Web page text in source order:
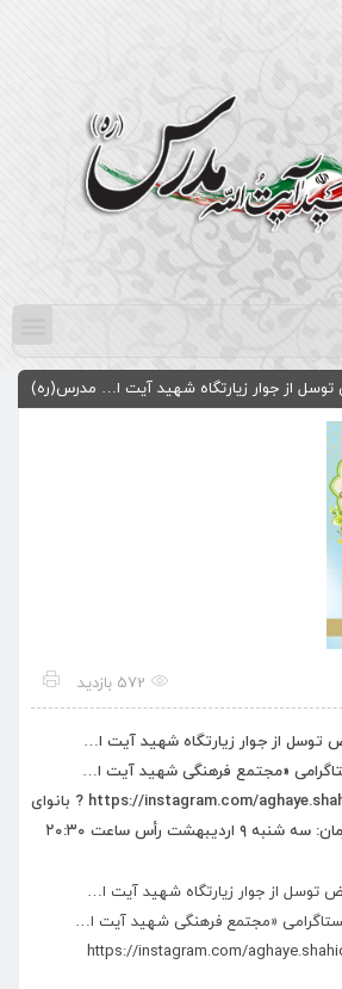
از جوار زیارتگاه شهید آیت ا… مدرس(ره)
572 بازدید
از جوار زیارتگاه شهید آیت ا…
«مجتمع فرهنگی شهید آیت ا…
مدرس(ره)» به آدرس https://instagram.com/aghaye.shahid ? بانوای
رأس ساعت ۲۰:۳۰
توسل از جوار زیارتگاه شهید آیت ا…
«مجتمع فرهنگی شهید آیت ا…